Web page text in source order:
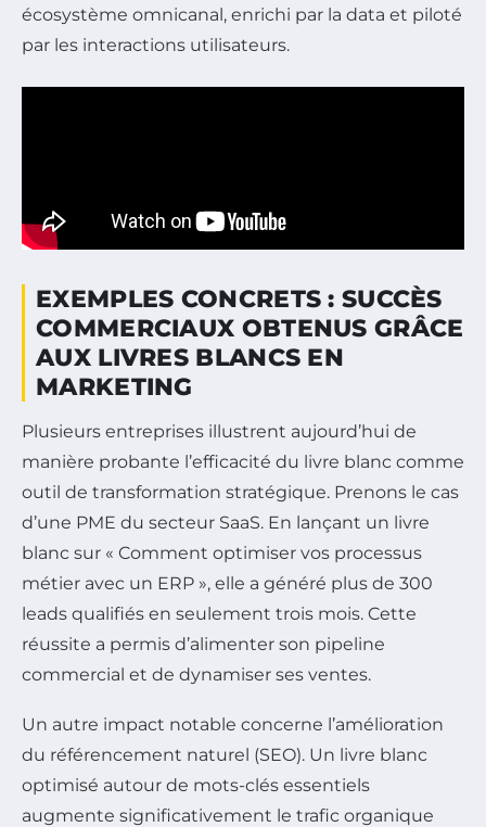
écosystème omnicanal, enrichi par la data et piloté
par les interactions utilisateurs.
EXEMPLES CONCRETS : SUCCÈS
COMMERCIAUX OBTENUS GRÂCE
AUX LIVRES BLANCS EN
MARKETING
Plusieurs entreprises illustrent aujourd’hui de
manière probante l’efficacité du livre blanc comme
outil de transformation stratégique. Prenons le cas
d’une PME du secteur SaaS. En lançant un livre
blanc sur « Comment optimiser vos processus
métier avec un ERP », elle a généré plus de 300
leads qualifiés en seulement trois mois. Cette
réussite a permis d’alimenter son pipeline
commercial et de dynamiser ses ventes.
Un autre impact notable concerne l’amélioration
du référencement naturel (SEO). Un livre blanc
optimisé autour de mots-clés essentiels
augmente significativement le trafic organique